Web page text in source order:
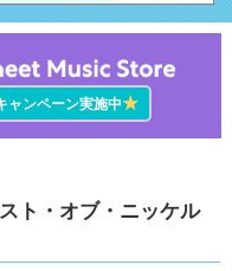
ャンペーン実施中★
ト・オブ・ニッケル